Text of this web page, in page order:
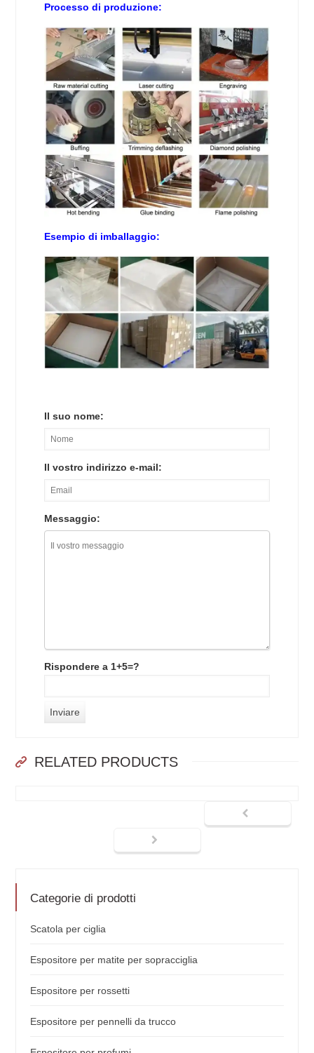
Processo di produzione:
Esempio di imballaggio:
Il suo nome:
Il vostro indirizzo e-mail:
Messaggio:
Rispondere a 1+5=?
RELATED PRODUCTS
Categorie di prodotti
Scatola per ciglia
Espositore per matite per sopracciglia
Espositore per rossetti
Espositore per pennelli da trucco